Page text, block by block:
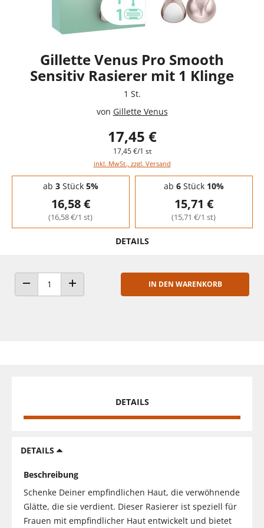
Gillette Venus Pro Smooth
Sensitiv Rasierer mit 1 Klinge
1 St.
von Gillette Venus
17,45 €
17,45 €/1 st
inkl. MwSt., zzgl. Versand
Staffelpreise - Mengenrabatt
ab 3Stück 5%
16,58 €
(16,58 €/1 st)
ab 6Stück 10%
15,71 €
(15,71 €/1 st)
DETAILS
ANZAHL VERRINGERNANZAHL ERHÖHEN
IN DEN WARENKORB
DETAILS
DETAILS
Beschreibung
Schenke Deiner empfindlichen Haut, die verwöhnende
Glätte, die sie verdient. Dieser Rasierer ist speziell für
Frauen mit empfindlicher Haut entwickelt und bietet